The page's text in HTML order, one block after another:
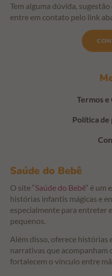
Saúde do Bebê
O site “Saúde do Bebê” é um
histórias infantis mágicas e
especialmente para entreter
pequenos.
Além disso, oferece histórias
narrativas que acompanham
fortalecem o vínculo entre
Termos e
Política de
Tem alguma dúvida,
entre em contato pelo link